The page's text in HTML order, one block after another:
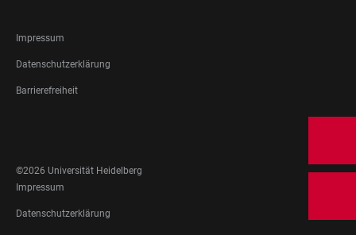
FOOTER
LEGAL
Impressum
Datenschutzerklärung
Barrierefreiheit
MEDIA
©2026 Universität Heidelberg
FOOTER
LEGAL
Impressum
Datenschutzerklärung